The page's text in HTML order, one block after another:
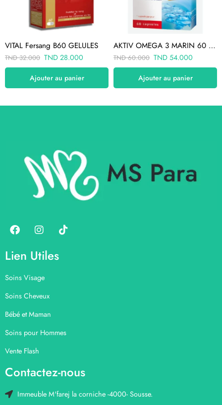
VITAL Fersang B60 GELULES
TND32.000 TND28.000
Ajouter au panier
AKTIV OMEGA 3 MARIN 60 CAPSULES
TND60.000 TND54.000
Ajouter au panier
Lien Utiles
Soins Visage
Soins Cheveux
Bébé et Maman
Soins pour Hommes
Vente Flash
Contactez-nous
Immeuble M'farej la corniche -4000- Sousse.